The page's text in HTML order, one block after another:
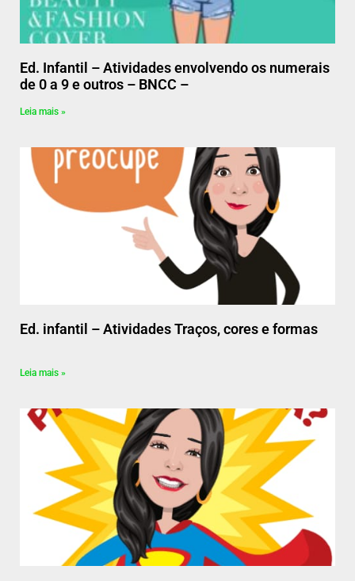
Ed. Infantil – Atividades envolvendo os numerais
de 0 a 9 e outros – BNCC –
Leia mais »
Ed. infantil – Atividades Traços, cores e formas
Leia mais »